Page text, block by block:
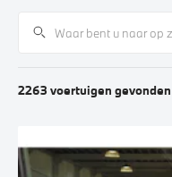
2263 voertuigen gevonden